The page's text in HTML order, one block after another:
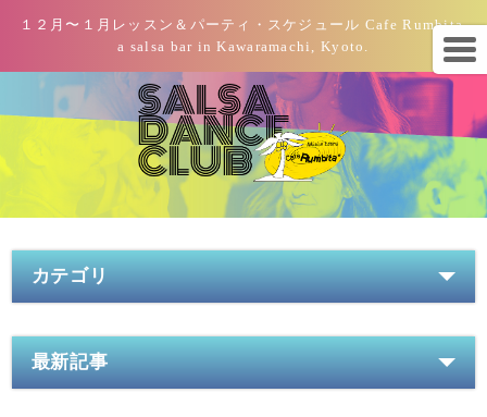
１２月〜１月レッスン＆パーティ・スケジュール Cafe Rumbita,
a salsa bar in Kawaramachi, Kyoto.
カテゴリ
最新記事